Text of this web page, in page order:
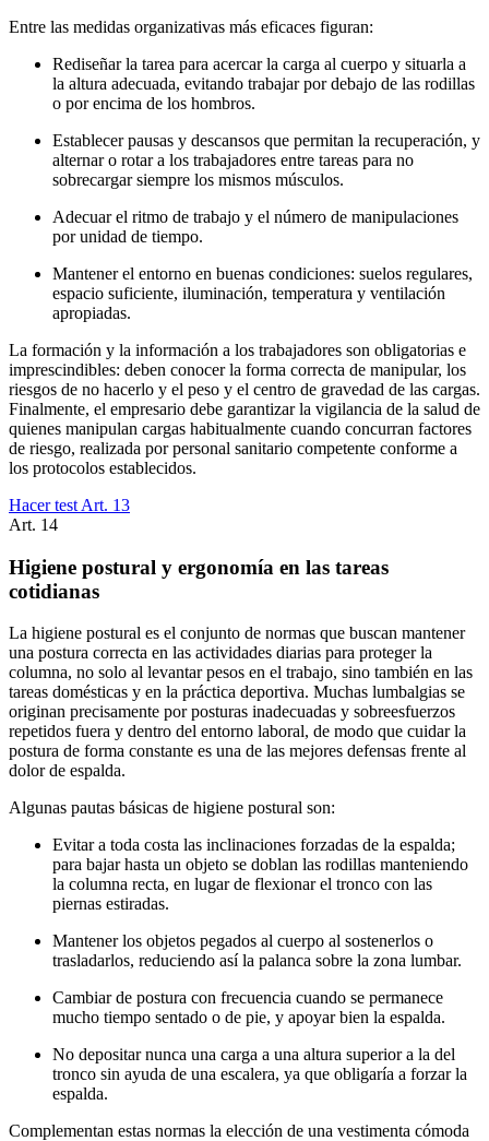
Entre las medidas organizativas más eficaces figuran:
Rediseñar la tarea para acercar la carga al cuerpo y situarla a
la altura adecuada, evitando trabajar por debajo de las rodillas
o por encima de los hombros.
Establecer pausas y descansos que permitan la recuperación, y
alternar o rotar a los trabajadores entre tareas para no
sobrecargar siempre los mismos músculos.
Adecuar el ritmo de trabajo y el número de manipulaciones
por unidad de tiempo.
Mantener el entorno en buenas condiciones: suelos regulares,
espacio suficiente, iluminación, temperatura y ventilación
apropiadas.
La formación y la información a los trabajadores son obligatorias e
imprescindibles: deben conocer la forma correcta de manipular, los
riesgos de no hacerlo y el peso y el centro de gravedad de las cargas.
Finalmente, el empresario debe garantizar la vigilancia de la salud de
quienes manipulan cargas habitualmente cuando concurran factores
de riesgo, realizada por personal sanitario competente conforme a
los protocolos establecidos.
Hacer test Art. 13
Art. 14
Higiene postural y ergonomía en las tareas
cotidianas
La higiene postural es el conjunto de normas que buscan mantener
una postura correcta en las actividades diarias para proteger la
columna, no solo al levantar pesos en el trabajo, sino también en las
tareas domésticas y en la práctica deportiva. Muchas lumbalgias se
originan precisamente por posturas inadecuadas y sobreesfuerzos
repetidos fuera y dentro del entorno laboral, de modo que cuidar la
postura de forma constante es una de las mejores defensas frente al
dolor de espalda.
Algunas pautas básicas de higiene postural son:
Evitar a toda costa las inclinaciones forzadas de la espalda;
para bajar hasta un objeto se doblan las rodillas manteniendo
la columna recta, en lugar de flexionar el tronco con las
piernas estiradas.
Mantener los objetos pegados al cuerpo al sostenerlos o
trasladarlos, reduciendo así la palanca sobre la zona lumbar.
Cambiar de postura con frecuencia cuando se permanece
mucho tiempo sentado o de pie, y apoyar bien la espalda.
No depositar nunca una carga a una altura superior a la del
tronco sin ayuda de una escalera, ya que obligaría a forzar la
espalda.
Complementan estas normas la elección de una vestimenta cómoda